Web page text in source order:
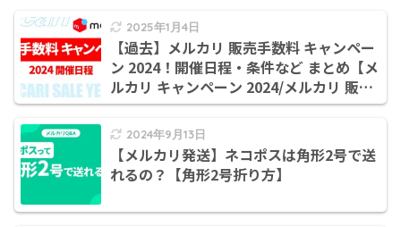
リ 箱 コンビニ/メルカリ 60サイズ コンビ
ニ】
2025年1月4日
【過去】メルカリ 販売手数料 キャンペー
ン 2024！開催日程・条件など まとめ【メ
ルカリ キャンペーン 2024/メルカリ 販売
手数料 還元 いつ/メルカリ 手数料還元キ
ャンペーン】
2024年9月13日
【メルカリ発送】ネコポスは角形2号で送
れるの？【角形2号折り方】